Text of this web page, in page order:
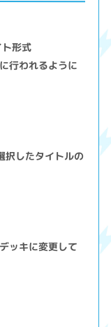
形式
行われるように
択したタイトルの
ッキに変更して